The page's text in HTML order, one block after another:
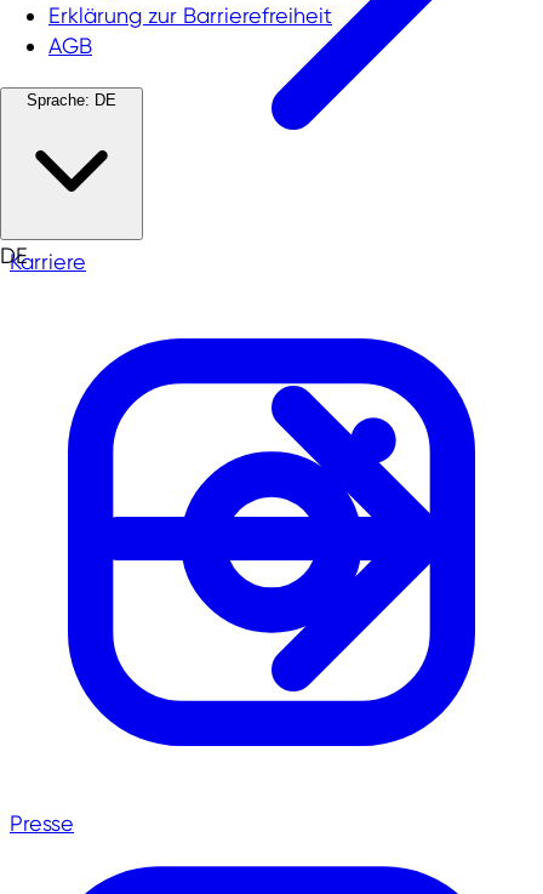
Karriere
Presse
Erklärung zur Barrierefreiheit
AGB
Sprache: DE
DE